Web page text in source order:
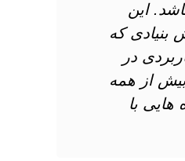
این
که
در
بیش از همه
با